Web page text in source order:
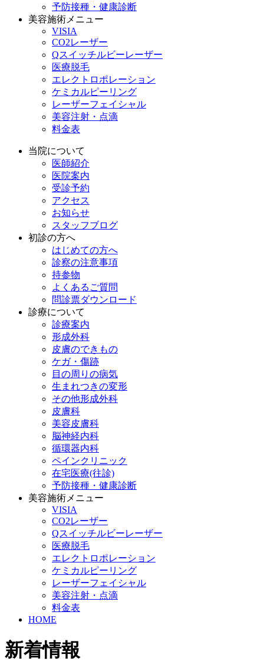
予防接種・健康診断
美容施術メニュー
VISIA
CO2レーザー
Qスイッチルビーレーザー
医療脱毛
エレクトロポレーション
ケミカルピーリング
レーザーフェイシャル
美容注射・点滴
料金表
当院について
医師紹介
医院案内
受診予約
アクセス
お知らせ
スタッフブログ
初診の方へ
はじめての方へ
診察の注意事項
持参物
よくあるご質問
問診票ダウンロード
診療について
診療案内
形成外科
皮膚のできもの
ケガ・傷跡
目の周りの病気
生まれつきの変形
その他形成外科
皮膚科
美容皮膚科
脳神経内科
循環器内科
ペインクリニック
在宅医療(往診)
予防接種・健康診断
美容施術メニュー
VISIA
CO2レーザー
Qスイッチルビーレーザー
医療脱毛
エレクトロポレーション
ケミカルピーリング
レーザーフェイシャル
美容注射・点滴
料金表
HOME
新着情報